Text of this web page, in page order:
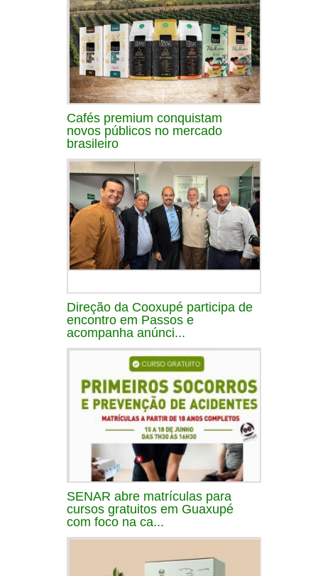
Cafés premium conquistam
novos públicos no mercado
brasileiro
Direção da Cooxupé participa de
encontro em Passos e
acompanha anúnci...
SENAR abre matrículas para
cursos gratuitos em Guaxupé
com foco na ca...